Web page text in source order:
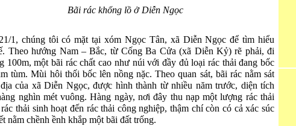
Bãi rác khổng lồ ở Diễn Ngọc
1, chúng tôi có mặt tại xóm Ngọc Tân, xã Diễn Ngọc để tìm hiểu
Theo hướng Nam – Bắc, từ Cống Ba Cửa (xã Diễn Kỷ) rẽ phải, đi
100m, một bãi rác chất cao như núi với đầy đủ loại rác thải đang bốc
tùm. Mùi hôi thối bốc lên nồng nặc. Theo quan sát, bãi rác nằm sát
của xã Diễn Ngọc, được hình thành từ nhiều năm trước, diện tích
nghìn mét vuông. Hàng ngày, nơi đây thu nạp một lượng rác thải
thải sinh hoạt đến rác thải công nghiệp, thậm chí còn có cả xác súc
nằm chềnh ềnh khắp một bãi đất trống.